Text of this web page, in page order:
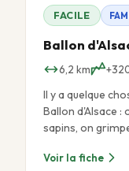
FACILE
Ballon
6,2 km
Il y a quelque
Ballon d'Alsace :
sapins, on
Voir la fiche